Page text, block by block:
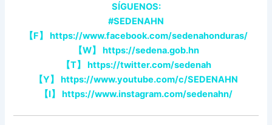
SÍGUENOS:
#SEDENAHN
【F】 https://www.facebook.com/sedenahonduras/
【W】 https://sedena.gob.hn
【T】 https://twitter.com/sedenah
【Y】 https://www.youtube.com/c/SEDENAHN
【I】 https://www.instagram.com/sedenahn/